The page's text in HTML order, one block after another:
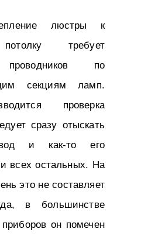
люстры к
требует
проводников по
секциям ламп.
проверка
сразу отыскать
и как-то его
всех остальных. На
это не составляет
в большинстве
приборов он помечен